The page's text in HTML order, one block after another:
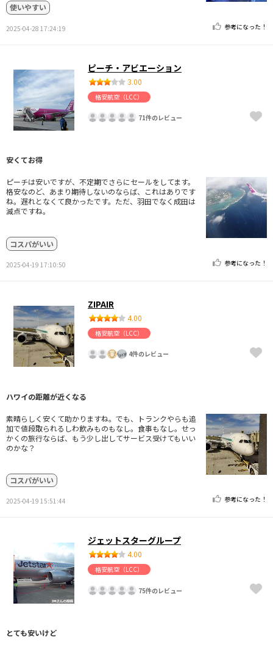
使いやすい
2025-04-28 17:24:19 参考になった！
ピーチ・アビエーション
3.00
格安航空（LCC）
71件のレビュー
安くてお得
ピーチは安いですが、不定期でさらにセールをしてます。
格安なのど、あまり期待しないのならば、これはありです
ね。遅れとなくて良かったです。ただ、羽田でなく成田は
減点ですね。
コスパがいい
2025-04-19 17:10:50 参考になった！
ZIPAIR
4.00
格安航空（LCC）
4件のレビュー
ハワイの距離が近くなる
素晴らしく安くて助かりますね。でも、トランクやらも追
加で値段取られるしわ飲みものもなし。食事もなし。せっ
かくの旅行ならば、もう少し出してサービス受けてもいい
のかな？
コスパがいい
2025-04-19 15:51:44 参考になった！
ジェットスターグループ
4.00
格安航空（LCC）
75件のレビュー
とても安いけど